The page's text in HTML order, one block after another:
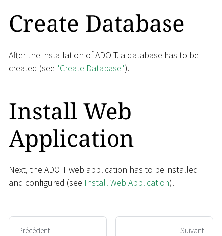
Create Database
After the installation of ADOIT, a database has to be
created (see "Create Database").
Install Web
Application
Next, the ADOIT web application has to be installed
and configured (see Install Web Application).
Précédent Suivant